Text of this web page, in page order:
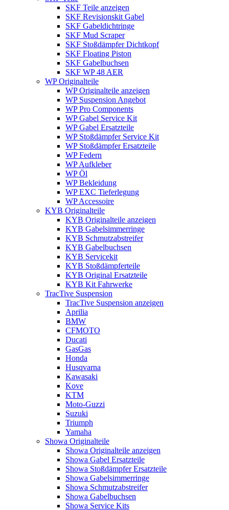
SKF Teile anzeigen
SKF Revisionskit Gabel
SKF Gabeldichtringe
SKF Mud Scraper
SKF Stoßdämpfer Dichtkopf
SKF Floating Piston
SKF Gabelbuchsen
SKF WP 48 AER
WP Originalteile
WP Originalteile anzeigen
WP Suspension Angebot
WP Pro Components
WP Gabel Service Kit
WP Gabel Ersatzteile
WP Stoßdämpfer Service Kit
WP Stoßdämpfer Ersatzteile
WP Federn
WP Aufkleber
WP Öl
WP Bekleidung
WP EXC Tieferlegung
WP Accessoire
KYB Originalteile
KYB Originalteile anzeigen
KYB Gabelsimmerringe
KYB Schmutzabstreifer
KYB Gabelbuchsen
KYB Servicekit
KYB Stoßdämpferteile
KYB Original Ersatzteile
KYB Kit Fahrwerke
TracTive Suspension
TracTive Suspension anzeigen
Aprilia
BMW
CFMOTO
Ducati
GasGas
Honda
Husqvarna
Kawasaki
Kove
KTM
Moto-Guzzi
Suzuki
Triumph
Yamaha
Showa Originalteile
Showa Originalteile anzeigen
Showa Gabel Ersatzteile
Showa Stoßdämpfer Ersatzteile
Showa Gabelsimmerringe
Showa Schmutzabstreifer
Showa Gabelbuchsen
Showa Service Kits